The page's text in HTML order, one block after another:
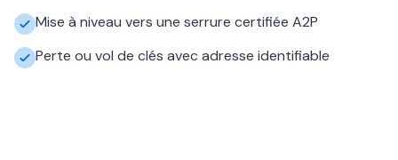
Mise à niveau vers une serrure certifiée A2P
Perte ou vol de clés avec adresse identifiable